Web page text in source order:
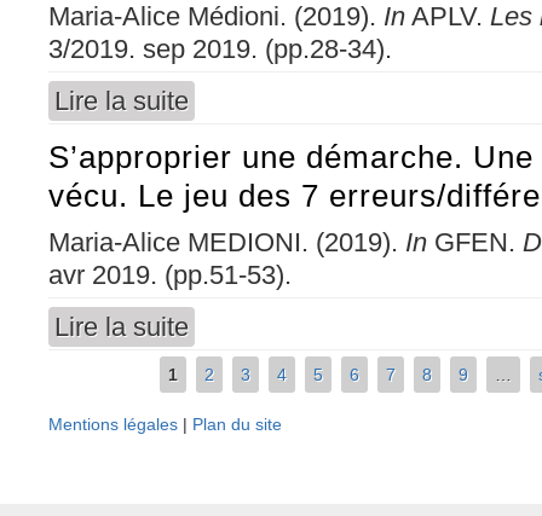
Maria-Alice Médioni. (2019). In APLV. Les
3/2019. sep 2019. (pp.28-34).
Lire la suite
S’approprier une démarche.
vécu. Le jeu des 7 erreurs/
Maria-Alice MEDIONI. (2019). In GFEN.
avr 2019. (pp.51-53).
Lire la suite
1 2 3 4 5 6 7 8 9 …
Mentions légales | Plan du site